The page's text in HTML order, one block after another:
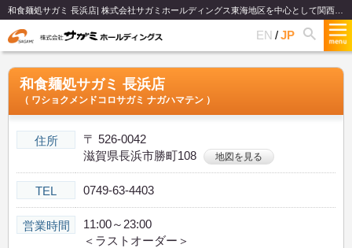
EN JP
和食麺処サガミ 長浜店
（ ワショクメンドコロサガミ ナガハマテン ）
住所
〒 526-0042
滋賀県長浜市勝町108
地図を見る
TEL 0749-63-4403
営業時間
11:00～23:00
＜ラストオーダー＞